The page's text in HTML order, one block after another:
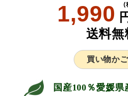
1,990 (
送料無
買い物か
国産100％愛媛